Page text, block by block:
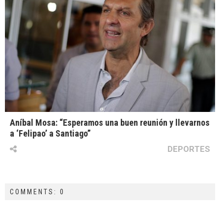
Aníbal Mosa: “Esperamos una buen reunión y llevarnos
a ‘Felipao’ a Santiago”
DEPORTES
COMMENTS: 0